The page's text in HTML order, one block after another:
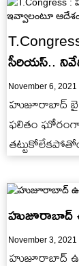
సీరియస్..
November 6, 2021
హుజూరాబాద్ బై
ఫలితం
హుజూరాబాద్
November 3, 2021
హుజూరాబాద్